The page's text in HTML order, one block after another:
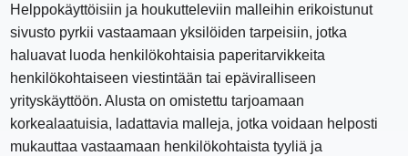
Helppokäyttöisiin ja houkutteleviin malleihin erikoistunut
sivusto pyrkii vastaamaan yksilöiden tarpeisiin, jotka
haluavat luoda henkilökohtaisia ​​​​paperitarvikkeita
henkilökohtaiseen viestintään tai epäviralliseen
yrityskäyttöön. Alusta on omistettu tarjoamaan
korkealaatuisia, ladattavia malleja, jotka voidaan helposti
mukauttaa vastaamaan henkilökohtaista tyyliä ja